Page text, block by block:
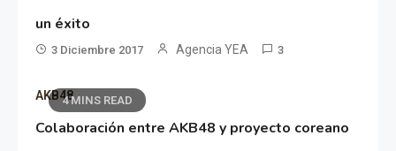
un éxito
3 Diciembre 2017 Agencia YEA 3
4 MINS READ
AKB48
Colaboración entre AKB48 y proyecto coreano